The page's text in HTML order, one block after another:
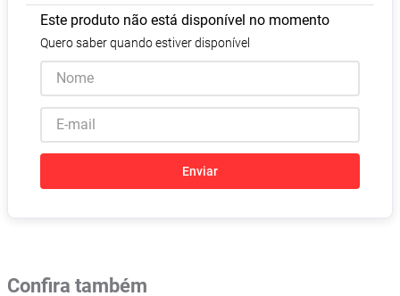
Este produto não está disponível no momento
Quero saber quando estiver disponível
Enviar
Confira também
9º Lavitan
10º Vitamina D